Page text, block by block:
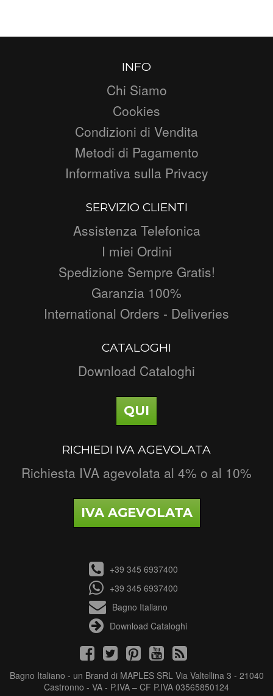
INFO
Chi Siamo
Cookies
Condizioni di Vendita
Metodi di Pagamento
Informativa sulla Privacy
SERVIZIO CLIENTI
Assistenza Telefonica
I miei Ordini
Spedizione Sempre Gratis!
Garanzia 100%
International Orders - Deliveries
CATALOGHI
Download Cataloghi
QUI
RICHIEDI IVA AGEVOLATA
Richiesta IVA agevolata al 4% o al 10%
IVA AGEVOLATA
+39 345 6937400
+39 345 6937400
Bagno Italiano
Download Cataloghi
Bagno Italiano - un Brand di MAPLES SRL Via Valtellina 3 - 21040
Castronno - VA - P.IVA – CF P.IVA 03565850124